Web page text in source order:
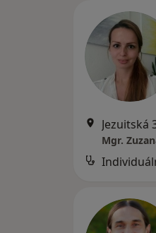
Jezuitská
Mgr.